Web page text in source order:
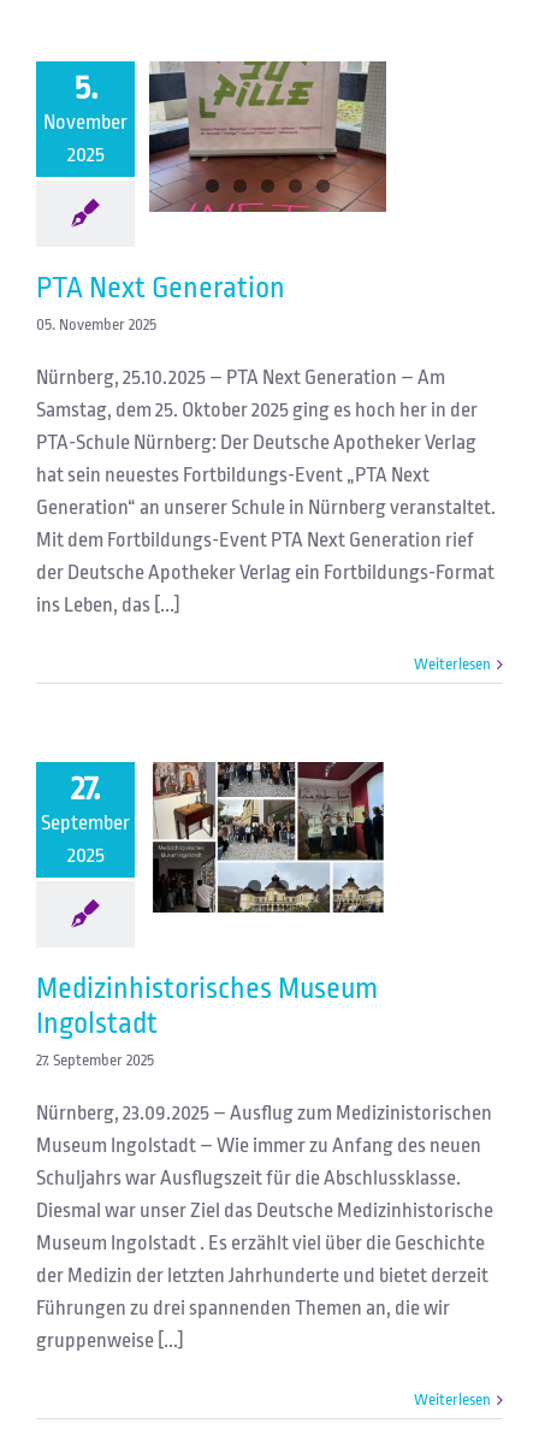
5.
November
2025
PTA Next Generation
05. November 2025
Nürnberg, 25.10.2025 – PTA Next Generation – Am
Samstag, dem 25. Oktober 2025 ging es hoch her in der
PTA-Schule Nürnberg: Der Deutsche Apotheker Verlag
hat sein neuestes Fortbildungs-Event „PTA Next
Generation“ an unserer Schule in Nürnberg veranstaltet.
Mit dem Fortbildungs-Event PTA Next Generation rief
der Deutsche Apotheker Verlag ein Fortbildungs-Format
ins Leben, das [...]
Weiterlesen
27.
September
2025
Medizinhistorisches Museum
Ingolstadt
27. September 2025
Nürnberg, 23.09.2025 – Ausflug zum Medizinistorischen
Museum Ingolstadt – Wie immer zu Anfang des neuen
Schuljahrs war Ausflugszeit für die Abschlussklasse.
Diesmal war unser Ziel das Deutsche Medizinhistorische
Museum Ingolstadt . Es erzählt viel über die Geschichte
der Medizin der letzten Jahrhunderte und bietet derzeit
Führungen zu drei spannenden Themen an, die wir
gruppenweise [...]
Weiterlesen